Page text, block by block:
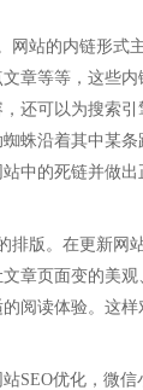
网站的内链形式
章等等，这些
还可以为搜索
蛛沿着其中某条
中的死链并做出
排版。在更新网
章页面变的美观
阅读体验。这
站SEO优化，微